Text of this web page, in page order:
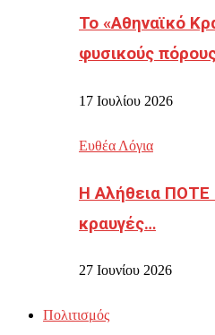
Το «Αθηναϊκό
φυσικούς
17 Ιουλίου 2026
Ευθέα Λόγια
Η Αλήθεια ΠΟΤΕ
κραυγές…
27 Ιουνίου 2026
Πολιτισμός